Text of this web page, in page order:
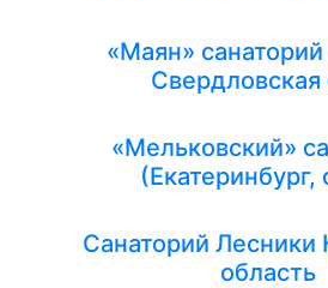
«Маян»
Свердловская
«Мельковский»
(Екатеринбург,
Санаторий Лесники
область